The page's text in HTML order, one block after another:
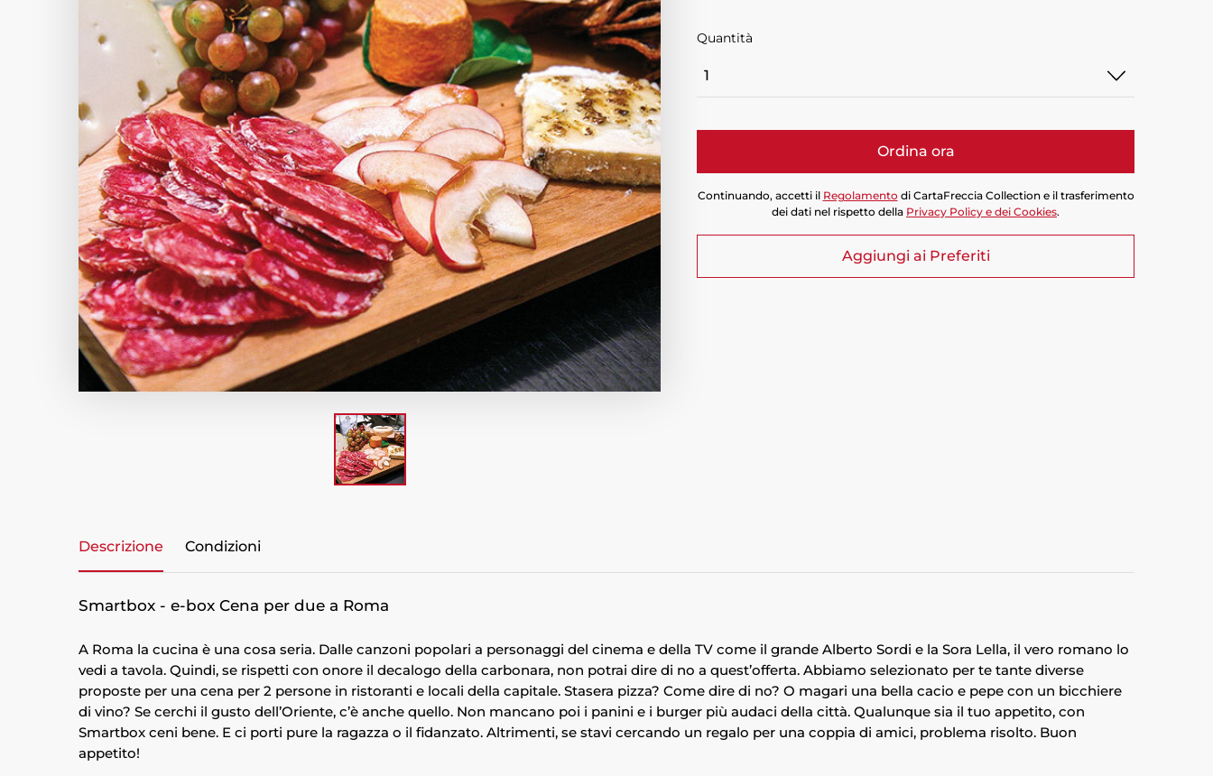
Quantità
Ordina ora
Continuando, accetti il Regolamento di CartaFreccia Collection e il trasferimento
dei dati nel rispetto della Privacy Policy e dei Cookies.
Aggiungi ai Preferiti
Descrizione Condizioni
Smartbox - e-box Cena per due a Roma
A Roma la cucina è una cosa seria. Dalle canzoni popolari a personaggi del cinema e della TV come il grande Alberto Sordi e la Sora Lella, il vero romano lo
vedi a tavola. Quindi, se rispetti con onore il decalogo della carbonara, non potrai dire di no a quest’offerta. Abbiamo selezionato per te tante diverse
proposte per una cena per 2 persone in ristoranti e locali della capitale. Stasera pizza? Come dire di no? O magari una bella cacio e pepe con un bicchiere
di vino? Se cerchi il gusto dell’Oriente, c’è anche quello. Non mancano poi i panini e i burger più audaci della città. Qualunque sia il tuo appetito, con
Smartbox ceni bene. E ci porti pure la ragazza o il fidanzato. Altrimenti, se stavi cercando un regalo per una coppia di amici, problema risolto. Buon
appetito!